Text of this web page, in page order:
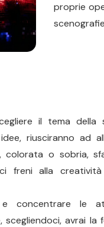
proprie
il tema
riusciranno ad
colorata o sobria,
freni alla
concentrare le
scegliendoci, avrai